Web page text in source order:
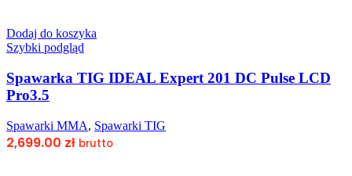
Dodaj do koszyka
Szybki podgląd
Spawarka TIG IDEAL Expert 201 DC Pulse LCD
Pro3.5
Spawarki MMA, Spawarki TIG
2,699.00 zł brutto